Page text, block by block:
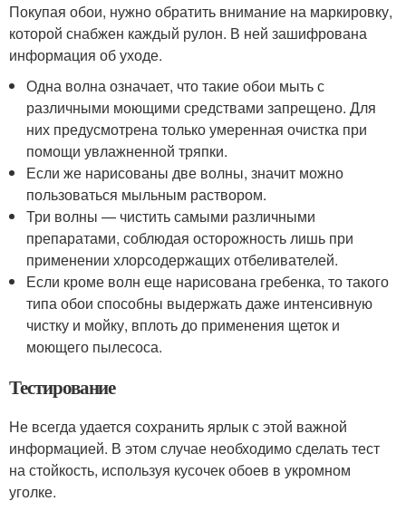
Покупая обои, нужно обратить внимание на маркировку,
которой снабжен каждый рулон. В ней зашифрована
информация об уходе.
Одна волна означает, что такие обои мыть с
различными моющими средствами запрещено. Для
них предусмотрена только умеренная очистка при
помощи увлажненной тряпки.
Если же нарисованы две волны, значит можно
пользоваться мыльным раствором.
Три волны — чистить самыми различными
препаратами, соблюдая осторожность лишь при
применении хлорсодержащих отбеливателей.
Если кроме волн еще нарисована гребенка, то такого
типа обои способны выдержать даже интенсивную
чистку и мойку, вплоть до применения щеток и
моющего пылесоса.
Тестирование
Не всегда удается сохранить ярлык с этой важной
информацией. В этом случае необходимо сделать тест
на стойкость, используя кусочек обоев в укромном
уголке.